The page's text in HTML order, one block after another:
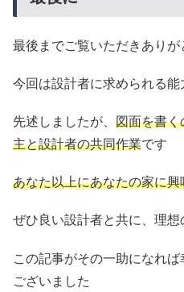
最後までご覧いただきありが
今回は設計者に求められる
先述しましたが、 図面を書く
主と設計者の共同作業です
あなた以上にあなたの家に
ぜひ良い設計者と共に、理
この記事がその一助になれ
ございました